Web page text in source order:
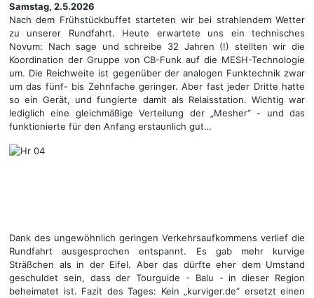
Samstag, 2.5.2026
Nach dem Frühstückbuffet starteten wir bei strahlendem Wetter
zu unserer Rundfahrt. Heute erwartete uns ein technisches
Novum: Nach sage und schreibe 32 Jahren (!) stellten wir die
Koordination der Gruppe von CB-Funk auf die MESH-Technologie
um. Die Reichweite ist gegenüber der analogen Funktechnik zwar
um das fünf- bis Zehnfache geringer. Aber fast jeder Dritte hatte
so ein Gerät, und fungierte damit als Relaisstation. Wichtig war
lediglich eine gleichmäßige Verteilung der „Mesher“ - und das
funktionierte für den Anfang erstaunlich gut…
Dank des ungewöhnlich geringen Verkehrsaufkommens verlief die
Rundfahrt ausgesprochen entspannt. Es gab mehr kurvige
Sträßchen als in der Eifel. Aber das dürfte eher dem Umstand
geschuldet sein, dass der Tourguide - Balu - in dieser Region
beheimatet ist. Fazit des Tages: Kein „kurviger.de“ ersetzt einen